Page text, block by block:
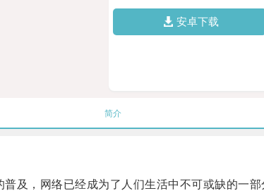
安卓下载
简介
，网络已经成为了人们生活中不可或缺的一部